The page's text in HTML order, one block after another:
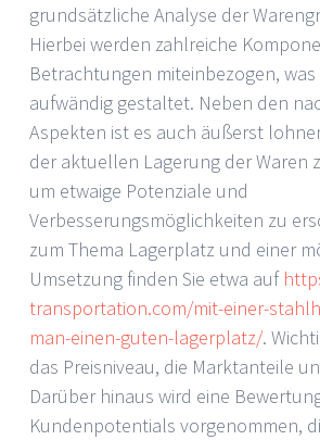
grundsätzliche Analyse der
Hierbei werden zahlreiche
Betrachtungen miteinbezogen,
aufwändig gestaltet. Neben den
Aspekten ist es auch äußerst
der aktuellen Lagerung der Waren
um etwaige Potenziale und
Verbesserungsmöglichkeiten zu
zum Thema Lagerplatz und einer
Umsetzung finden Sie etwa auf
transportation.com/mit-einer-
man-einen-guten-lagerplatz/.
das Preisniveau, die Marktanteile
Darüber hinaus wird eine
Kundenpotentials vorgenommen,